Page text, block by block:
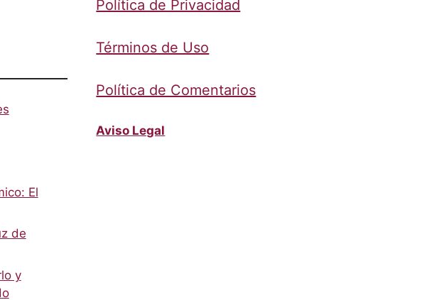
El
de
y
Política de Privacidad
Términos de Uso
Política de Comentarios
Aviso Legal